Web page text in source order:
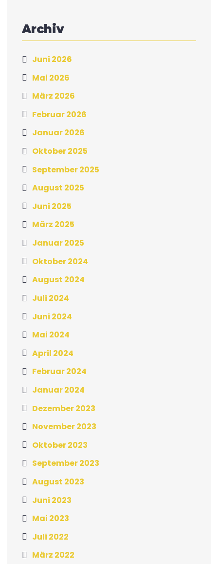
Archiv
Juni 2026
Mai 2026
März 2026
Februar 2026
Januar 2026
Oktober 2025
September 2025
August 2025
Juni 2025
März 2025
Januar 2025
Oktober 2024
August 2024
Juli 2024
Juni 2024
Mai 2024
April 2024
Februar 2024
Januar 2024
Dezember 2023
November 2023
Oktober 2023
September 2023
August 2023
Juni 2023
Mai 2023
Juli 2022
März 2022